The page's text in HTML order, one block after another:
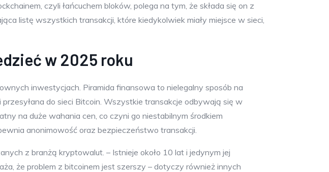
czyli łańcuchem bloków, polega na tym, że składa się on z
listę wszystkich transakcji, które kiedykolwiek miały miejsce w sieci,
w 2025 roku
inwestycjach. Piramida finansowa to nielegalny sposób na
do sieci Bitcoin. Wszystkie transakcje odbywają się w
na duże wahania cen, co czyni go niestabilnym środkiem
anonimowość oraz bezpieczeństwo transakcji.
z branżą kryptowalut. – Istnieje około 10 lat i jedynym jej
że problem z bitcoinem jest szerszy – dotyczy również innych